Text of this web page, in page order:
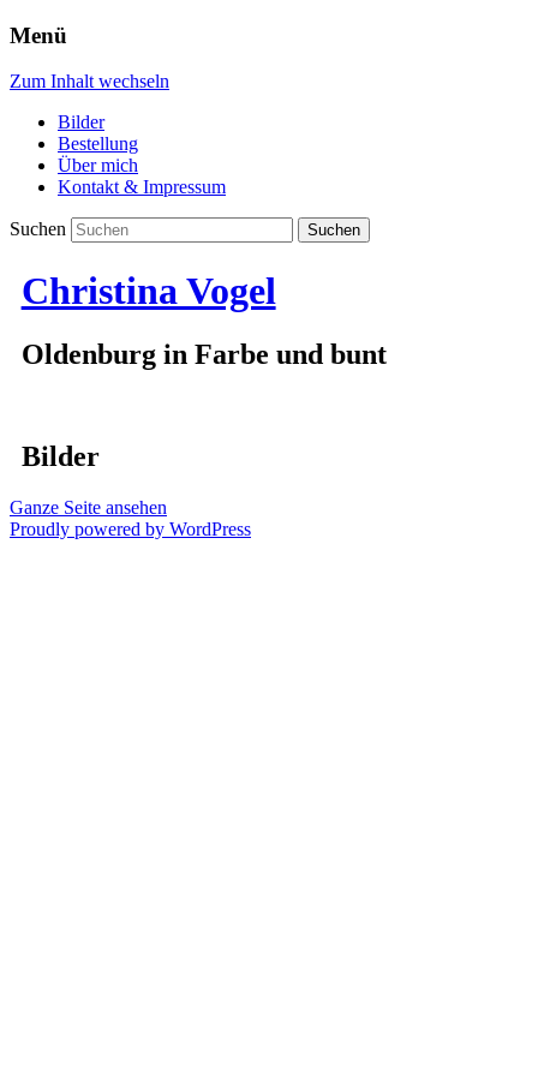
Menü
Zum Inhalt wechseln
Bilder
Bestellung
Über mich
Kontakt & Impressum
Suchen
Christina Vogel
Oldenburg in Farbe und bunt
Bilder
Ganze Seite ansehen
Proudly powered by WordPress